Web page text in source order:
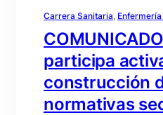
Carrera Sanitaria,
participa
construcción
normativas